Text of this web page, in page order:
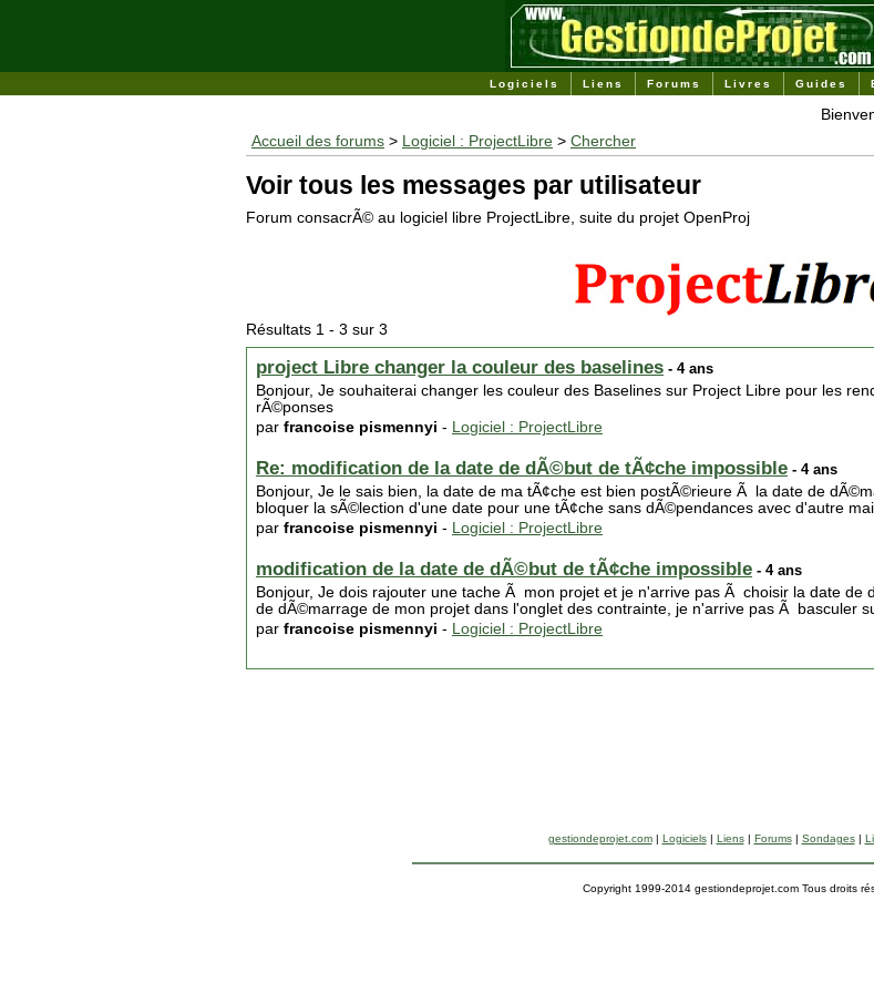
Logiciels Liens Forums Livres Guides
Accueil des forums > Logiciel : ProjectLibre > Chercher
Voir tous les messages par utilisateur
Forum consacrÃ© au logiciel libre ProjectLibre, suite du projet OpenProj
Résultats 1 - 3 sur 3
project Libre changer la couleur des baselines - 4 ans
Bonjour, Je souhaiterai changer les couleur des Baselines sur Project Libre pour les
rÃ©ponses
par francoise pismennyi - Logiciel : ProjectLibre
Re: modification de la date de dÃ©but de tÃ¢che impossible - 4 ans
Bonjour, Je le sais bien, la date de ma tÃ¢che est bien postÃ©rieure Ã la date de
bloquer la sÃ©lection d'une date pour une tÃ¢che sans dÃ©pendances avec d'autre
par francoise pismennyi - Logiciel : ProjectLibre
modification de la date de dÃ©but de tÃ¢che impossible - 4 ans
Bonjour, Je dois rajouter une tache Ã mon projet et je n'arrive pas Ã choisir la date
de dÃ©marrage de mon projet dans l'onglet des contrainte, je n'arrive pas Ã basculer
par francoise pismennyi - Logiciel : ProjectLibre
gestiondeprojet.com| Logiciels| Liens| Forums| Sondages|
Copyright 1999-2014 gestiondeprojet.com Tous droits